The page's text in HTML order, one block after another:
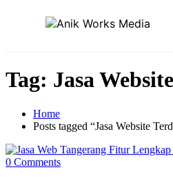
Tag: Jasa
Home
Posts tagged “Jasa Website
0 Comments